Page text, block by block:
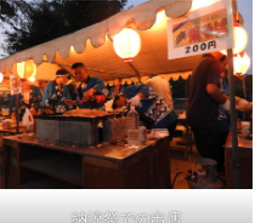
納涼祭での出店